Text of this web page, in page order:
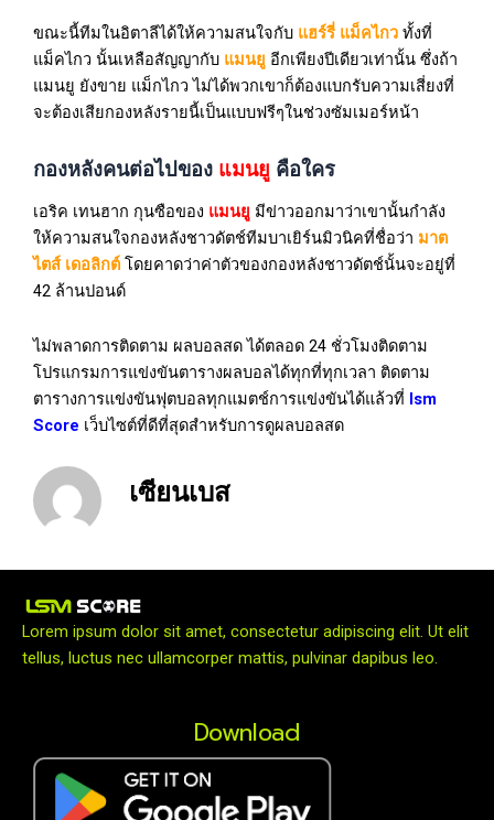
ขณะนี้ทีมในอิตาลีได้ให้ความสนใจกับ แฮร์รี่ แม็คไกว ทั้งที่
แม็คไกว นั้นเหลือสัญญากับ แมนยู อีกเพียงปีเดียวเท่านั้น ซึ่งถ้า
แมนยู ยังขาย แม็กไกว ไม่ได้พวกเขาก็ต้องแบกรับความเสี่ยงที่
จะต้องเสียกองหลังรายนี้เป็นแบบฟรีๆในช่วงซัมเมอร์หน้า
กองหลังคนต่อไปของ แมนยู คือใคร
เอริค เทนฮาก กุนซือของ แมนยู มีข่าวออกมาว่าเขานั้นกำลัง
ให้ความสนใจกองหลังชาวดัตช์ทีมบาเยิร์นมิวนิคที่ชื่อว่า มาต
ไตส์ เดอลิกต์ โดยคาดว่าค่าตัวของกองหลังชาวดัตช์นั้นจะอยู่ที่
42 ล้านปอนด์
ไม่พลาดการติดตาม ผลบอลสด ได้ตลอด 24 ชั่วโมงติดตาม
โปรแกรมการแข่งขันตารางผลบอลได้ทุกที่ทุกเวลา ติดตาม
ตารางการแข่งขันฟุตบอลทุกแมตช์การแข่งขันได้แล้วที่ lsm
Score เว็บไซต์ที่ดีที่สุดสำหรับการดูผลบอลสด
เซียนเบส
Lorem ipsum dolor sit amet, consectetur adipiscing elit. Ut elit
tellus, luctus nec ullamcorper mattis, pulvinar dapibus leo.
Download